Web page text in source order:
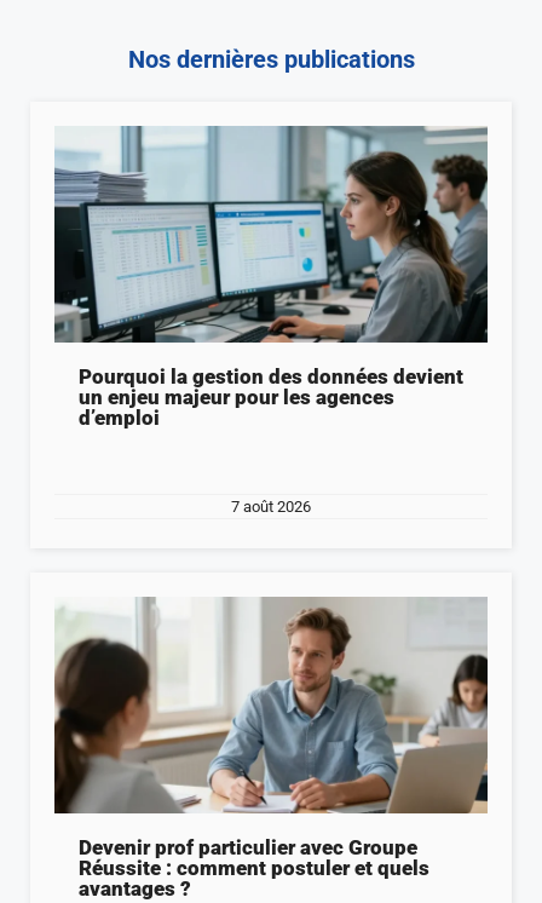
Nos dernières publications
Pourquoi la gestion des données devient
un enjeu majeur pour les agences
d’emploi
7 août 2026
Devenir prof particulier avec Groupe
Réussite : comment postuler et quels
avantages ?